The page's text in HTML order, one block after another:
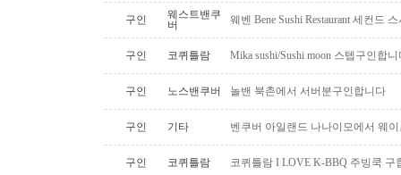
구인
웨스트밴쿠
버
웨벤 Bene Sushi Restaurant 세컨드
구인 코퀴틀람 Mika sushi/Sushi moon 스텝구인합
구인 노스밴쿠버 놀밴 북촌에서 서버분구인합니다
구인 기타 벤쿠버 아일랜드 나나이모에서 웨
구인 코퀴틀람 코퀴틀람 I LOVE K-BBQ 주빙쿡 구